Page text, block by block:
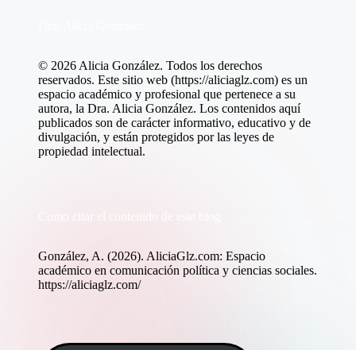
© 2026 Alicia González. Todos los derechos
reservados. Este sitio web (https://aliciaglz.com) es un
espacio académico y profesional que pertenece a su
autora, la Dra. Alicia González. Los contenidos aquí
publicados son de carácter informativo, educativo y de
divulgación, y están protegidos por las leyes de
propiedad intelectual.
González, A. (2026). AliciaGlz.com: Espacio
académico en comunicación política y ciencias sociales.
https://aliciaglz.com/